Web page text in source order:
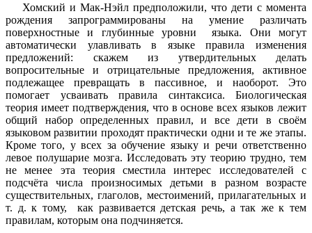
Хомский и Мак-Нэйл предположили, что дети с момента
рождения запрограммированы на умение различать
поверхностные и глубинные уровни языка. Они могут
автоматически улавливать в языке правила изменения
предложений: скажем из утвердительных делать
вопросительные и отрицательные предложения, активное
подлежащее превращать в пассивное, и наоборот. Это
помогает усваивать правила синтаксиса. Биологическая
теория имеет подтверждения, что в основе всех языков лежит
общий набор определенных правил, и все дети в своём
языковом развитии проходят практически одни и те же этапы.
Кроме того, у всех за обучение языку и речи ответственно
левое полушарие мозга. Исследовать эту теорию трудно, тем
не менее эта теория сместила интерес исследователей с
подсчёта числа произносимых детьми в разном возрасте
существительных, глаголов, местоимений, прилагательных и
т. д. к тому, как развивается детская речь, а так же к тем
правилам, которым она подчиняется.